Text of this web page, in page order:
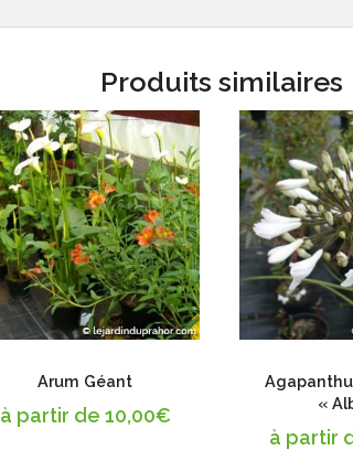
Produits similaires
Arum Géant
à partir de 10,00€
«
à partir